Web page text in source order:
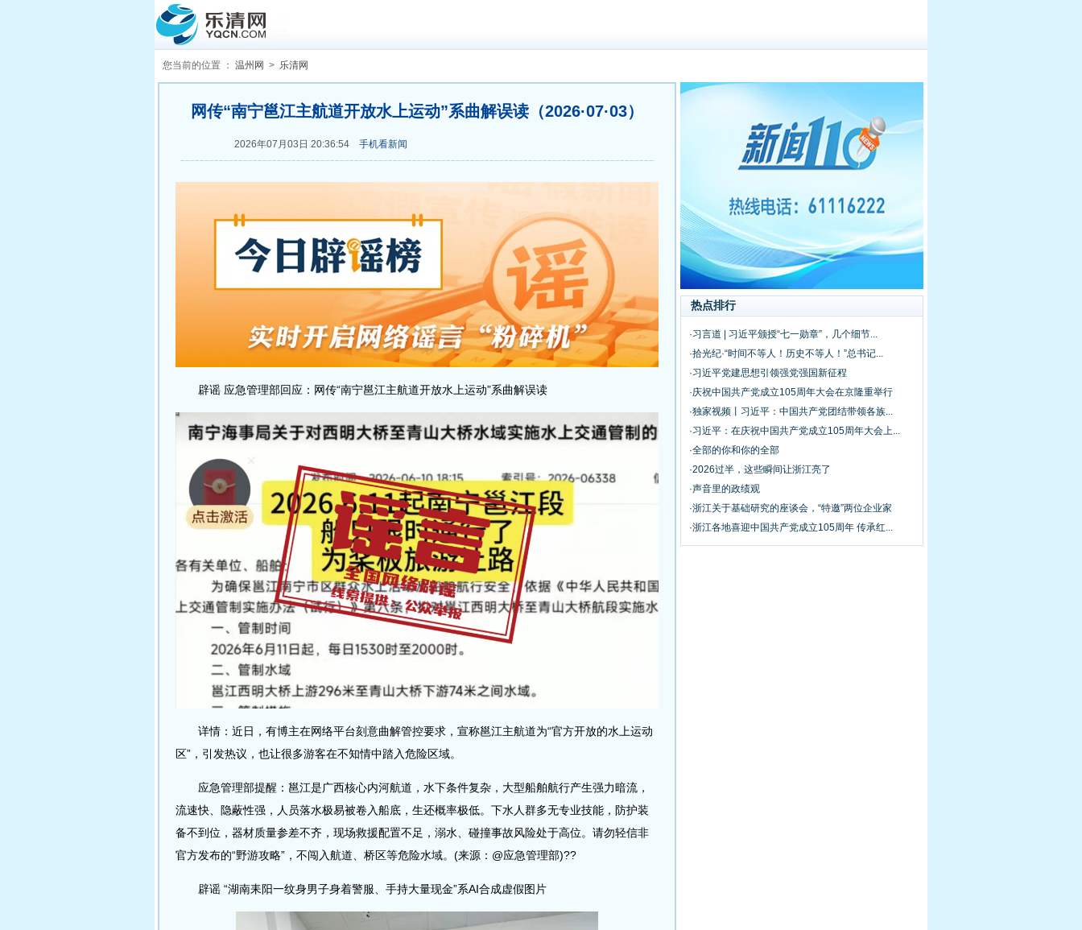
您当前的位置 ： 温州网 > 乐清网
网传“南宁邕江主航道开放水上运动”系曲解误读（2026·07·03）
2026年07月03日 20:36:54 手机看新闻
辟谣 应急管理部回应：网传“南宁邕江主航道开放水上运动”系曲解误读
详情：近日，有博主在网络平台刻意曲解管控要求，宣称邕江主航道为“官方开放的水上运动
区”，引发热议，也让很多游客在不知情中踏入危险区域。
应急管理部提醒：邕江是广西核心内河航道，水下条件复杂，大型船舶航行产生强力暗流，
流速快、隐蔽性强，人员落水极易被卷入船底，生还概率极低。下水人群多无专业技能，防护装
备不到位，器材质量参差不齐，现场救援配置不足，溺水、碰撞事故风险处于高位。请勿轻信非
官方发布的“野游攻略”，不闯入航道、桥区等危险水域。(来源：@应急管理部)??
辟谣 “湖南耒阳一纹身男子身着警服、手持大量现金”系AI合成虚假图片
热点排行
·习言道 | 习近平颁授“七一勋章”，几个细节...
·拾光纪·“时间不等人！历史不等人！”总书记...
·习近平党建思想引领强党强国新征程
·庆祝中国共产党成立105周年大会在京隆重举行
·独家视频丨习近平：中国共产党团结带领各族...
·习近平：在庆祝中国共产党成立105周年大会上...
·全部的你和你的全部
·2026过半，这些瞬间让浙江亮了
·声音里的政绩观
·浙江关于基础研究的座谈会，“特邀”两位企业家
·浙江各地喜迎中国共产党成立105周年 传承红...